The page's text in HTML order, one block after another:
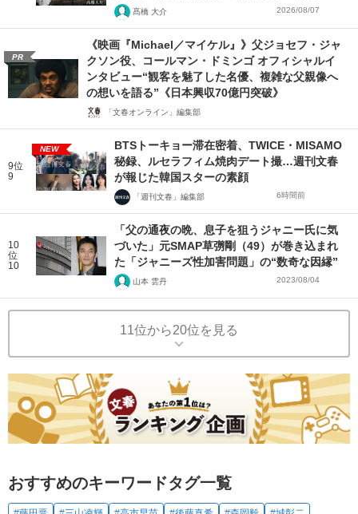
髙橋 大介 2026/08/07
PR
《映画『Michael／マイケル』》父ジョセフ・ジャ
クソン役、コールマン・ドミンゴ オフィシャルイ
ンタビュー“観客を魅了した名優、複雑な父親像へ
の想いを語る”《日本興収70億円突破》
「文春オンライン」編集部
9位
9
NEW
BTSトーキョー滞在密着、TWICE・MISAMO
秘録、ルセラフィム焼肉デート撮…週刊文春
が報じた韓国スターの素顔
「週刊文春」編集部 6時間前
10
位
10
「父の通夜の晩、息子を狙うジャニー氏に気
づいた」元SMAP草彅剛（49）が巻き込まれ
た「ジャニーズ性加害問題」の“数奇な因縁”
山本 雲丹 2023/08/04
11位から20位を見る
おすすめのキーワードタグ一覧